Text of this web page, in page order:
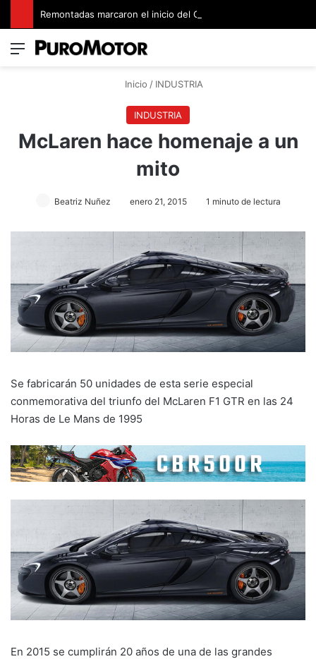
Menú
Inicio / INDUSTRIA
INDUSTRIA
McLaren hace homenaje a un
mito
Beatriz Nuñez enero 21, 2015 1 minuto de lectura
Se fabricarán 50 unidades de esta serie especial
conmemorativa del triunfo del McLaren F1 GTR en las 24
Horas de Le Mans de 1995
En 2015 se cumplirán 20 años de una de las grandes